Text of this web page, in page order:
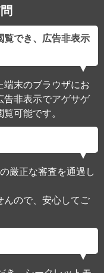
覧でき、広告非表示
端末のブラウザにお
告非表示でアゲサゲ
可能です。
厳正な審査を通過し
んので、安心してご